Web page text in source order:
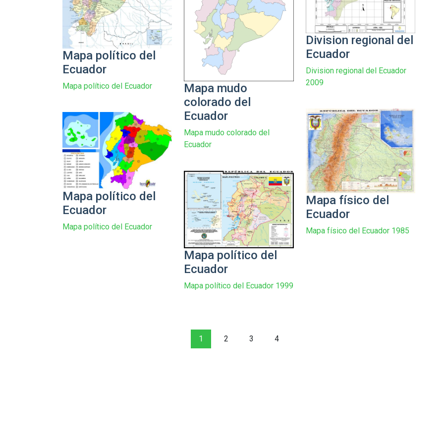
Division regional del
Ecuador
Division regional del Ecuador
2009
Mapa mudo
colorado del
Ecuador
Mapa mudo colorado del
Ecuador
Mapa político del
Ecuador
Mapa político del Ecuador
Mapa físico del
Ecuador
Mapa físico del Ecuador 1985
Mapa político del
Ecuador
Mapa político del Ecuador
Mapa político del
Ecuador
Mapa político del Ecuador 1999
1 2 3 4